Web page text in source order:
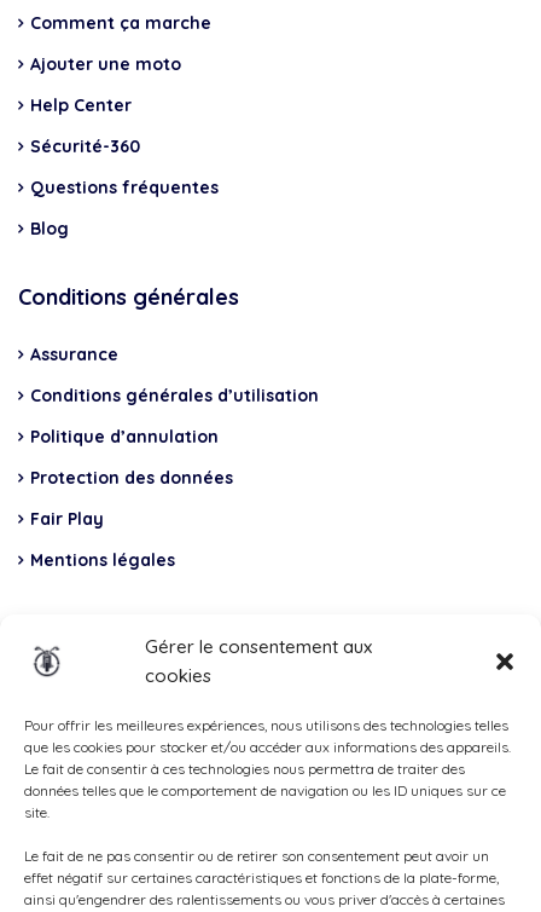
Gérer le consentement aux
cookies
Pour offrir les meilleures expériences, nous utilisons des technologies telles
que les cookies pour stocker et/ou accéder aux informations des appareils.
Le fait de consentir à ces technologies nous permettra de traiter des
données telles que le comportement de navigation ou les ID uniques sur ce
site.
Le fait de ne pas consentir ou de retirer son consentement peut avoir un
effet négatif sur certaines caractéristiques et fonctions de la plate-forme,
ainsi qu'engendrer des ralentissements ou vous priver d'accès à certaines
Comment ça marche
Ajouter une moto
Help Center
Sécurité-360
Questions fréquentes
Blog
Conditions générales
Assurance
Conditions générales d’utilisation
Politique d’annulation
Protection des données
Fair Play
Mentions légales
Total Casco, Partner
Methods
of
payment